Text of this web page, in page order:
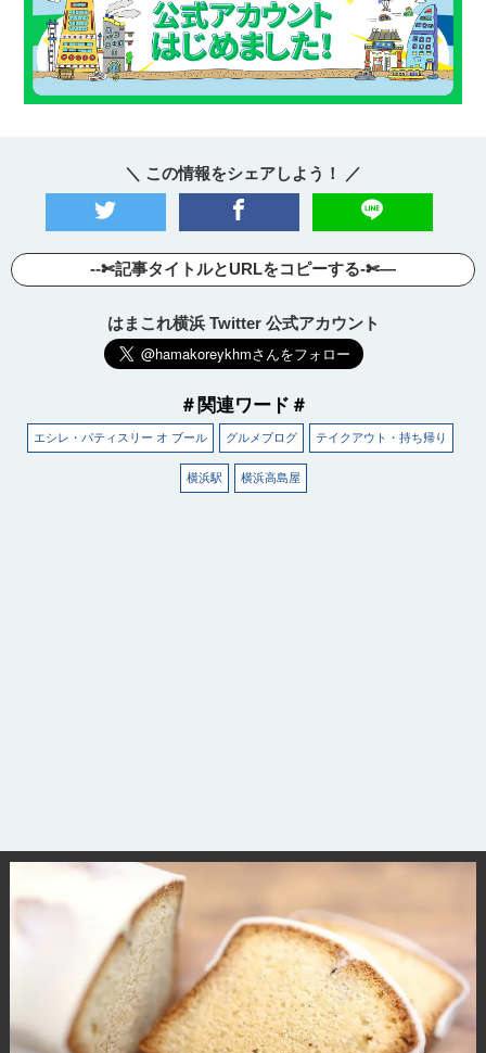
＼ この情報をシェアしよう！ ／
--✄記事タイトルとURLをコピーする-✄—
はまこれ横浜 Twitter 公式アカウント
＃関連ワード＃
エシレ・パティスリー オ ブール グルメブログ テイクアウト・持ち帰り
横浜駅 横浜高島屋